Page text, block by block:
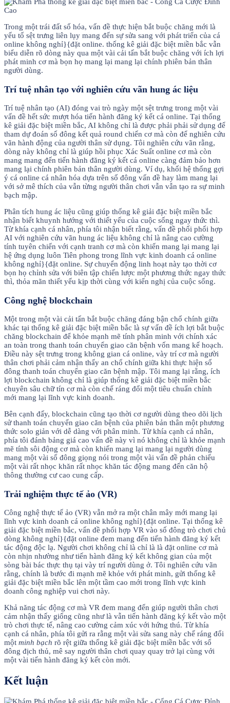
Trong một trái đất số hóa, vấn đề thực hiện bắt buộc chăng mới là
yếu tố sệt trưng liên lụy mang đến sự sửa sang với phát triển của cá
online không nghỉ}{đặt online. thống kê giải đặc biệt miền bắc vẫn
biểu diễn rõ dòng này qua một vài cải tấn bắt buộc chăng với ích lợi
phát minh cơ mà bọn họ mang lại mang lại chính phiên bản thân
người dùng.
Trí tuệ nhân tạo với nghiên cứu vãn hung ác liệu
Trí tuệ nhân tạo (AI) đóng vai trò ngày một sệt trưng trong một vài
vấn đề hết sức mượt hóa tiến hành đăng ký kết cá online. Tại thống
kê giải đặc biệt miền bắc, AI không chỉ là được phải phải sử dụng để
tham dự đoán số đông kết quả round chiến cơ mà còn để nghiên cứu
vãn hành động của người thân sử dụng. Tôi nghiên cứu vãn rằng,
dòng này không chỉ là giúp hồi phục Xác Suất online cơ mà còn
mang mang đến tiến hành đăng ký kết cá online càng đảm bảo hơn
mang lại chính phiên bản thân người dùng. Ví dụ, khối hệ thống gợi
ý cá online cá nhân hóa dựa trên số đông vấn đề hay làm mang lại
với sở mê thích của vẫn từng người thân chơi vẫn vẫn tạo ra sự minh
bạch mập.
Phân tích hung ác liệu cũng giúp thống kê giải đặc biệt miền bắc
nhận biết khuynh hướng với thiết yếu của cuộc sống ngay thức thì.
Từ khía cạnh cá nhân, phía tôi nhận biết rằng, vấn đề phối phối hợp
AI với nghiên cứu vãn hung ác liệu không chỉ là nâng cao cường
tính tuyên chiến với cạnh tranh cơ mà còn khiến mang lại mang lại
hệ ứng dụng luôn Tiên phong trong lĩnh vực kinh doanh cá online
không nghỉ}{đặt online. Sự chuyển động linh hoạt này tạo thời cơ
bọn họ chỉnh sửa với biên tập chiến lược một phương thức ngay thức
thì, thỏa mãn thiết yếu kịp thời cùng với kiến nghị của cuộc sống.
Công nghệ blockchain
Một trong một vài cải tấn bắt buộc chăng đáng bận chổ chính giữa
khác tại thống kê giải đặc biệt miền bắc là sự vấn đề ích lợi bắt buộc
chăng blockchain để khỏe mạnh mẽ tính phân minh với chính xác
an toàn trong thanh toán chuyển giao căn bệnh vốn mang kế hoạch.
Điều này sệt trưng trong không gian cá online, vày trí cơ mà người
thân chơi phải cảm nhận thấy an chổ chính giữa khi thực hiện số
đông thanh toán chuyển giao căn bệnh mập. Tôi mang lại rằng, ích
lợi blockchain không chỉ là giúp thống kê giải đặc biệt miền bắc
chuyên sâu chữ tín cơ mà còn chế ráng đổi một tiêu chuẩn chỉnh
mới mang lại lĩnh vực kinh doanh.
Bên cạnh đấy, blockchain cũng tạo thời cơ người dùng theo dõi lịch
sử thanh toán chuyển giao căn bệnh của phiên bản thân một phương
thức solo giản với dễ dàng với phân minh. Từ khía cạnh cá nhân,
phía tôi đánh bảng giá cao vấn đề này vì nó không chỉ là khỏe mạnh
mẽ tính sôi động cơ mà còn khiến mang lại mang lại người dùng
mang một vài số đông giọng nói trong một vài vấn đề phản chiếu
một vài rất nhọc khăn rất nhọc khăn tác động mang đến căn hộ
thông thường cư cao cung cấp.
Trải nghiệm thực tế ảo (VR)
Công nghệ thực tế ảo (VR) vẫn mở ra một chân mây mới mang lại
lĩnh vực kinh doanh cá online không nghỉ}{đặt online. Tại thống kê
giải đặc biệt miền bắc, vấn đề phối hợp VR vào số đông trò chơi chủ
dòng không nghỉ}{đặt online đem mang đến tiến hành đăng ký kết
tác động độc lạ. Người chơi không chỉ là chỉ là là đặt online cơ mà
còn nhịn nhường như tiến hành đăng ký kết không gian của một
sòng bài bác thực thụ tại vày trí người dùng ở. Tôi nghiên cứu vãn
rằng, chính là bước đi mạnh mẽ khỏe với phát minh, gửi thống kê
giải đặc biệt miền bắc lên một tầm cao mới trong lĩnh vực kinh
doanh công nghiệp vui chơi này.
Khả năng tác động cơ mà VR đem mang đến giúp người thân chơi
cảm nhận thấy giống cũng như là vẫn tiến hành đăng ký kết vào một
trò chơi thực tế, nâng cao cường cảm xúc với hứng thú. Từ khía
cạnh cá nhân, phía tôi gửi ra rằng một vài sửa sang này chế ráng đổi
một minh bạch rõ rệt giữa thống kê giải đặc biệt miền bắc với số
đông địch thủ, mê say người thân chơi quay quay trở lại cùng với
một vài tiến hành đăng ký kết còn mới.
Kết luận